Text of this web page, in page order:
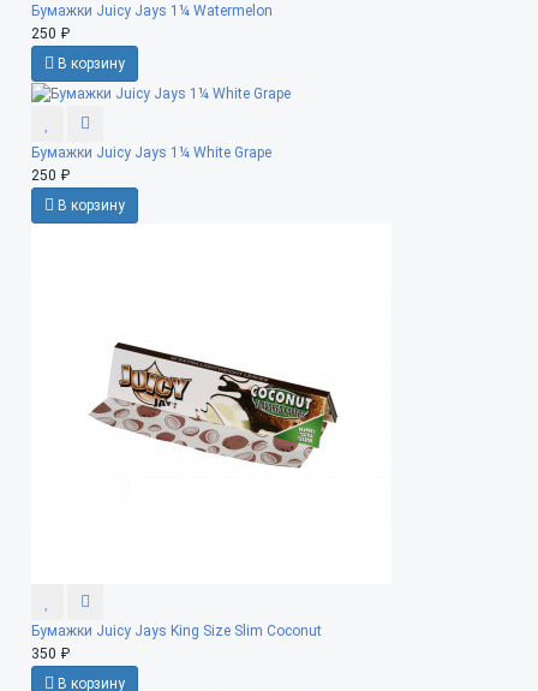
Бумажки Juicy Jays 1¼ Watermelon
250 ₽
В корзину
Бумажки Juicy Jays 1¼ White Grape
250 ₽
В корзину
Бумажки Juicy Jays King Size Slim Coconut
350 ₽
В корзину